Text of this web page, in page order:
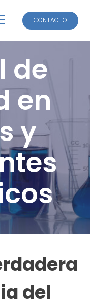
CONTACTO
de
en
y
del